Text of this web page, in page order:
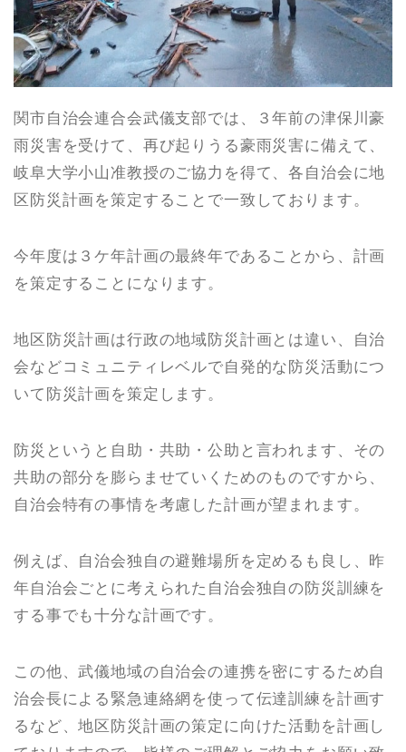
関市自治会連合会武儀支部では、３年前の津保川豪
雨災害を受けて、再び起りうる豪雨災害に備えて、
岐阜大学小山准教授のご協力を得て、各自治会に地
区防災計画を策定することで一致しております。
今年度は３ケ年計画の最終年であることから、計画
を策定することになります。
地区防災計画は行政の地域防災計画とは違い、自治
会などコミュニティレベルで自発的な防災活動につ
いて防災計画を策定します。
防災というと自助・共助・公助と言われます、その
共助の部分を膨らませていくためのものですから、
自治会特有の事情を考慮した計画が望まれます。
例えば、自治会独自の避難場所を定めるも良し、昨
年自治会ごとに考えられた自治会独自の防災訓練を
する事でも十分な計画です。
この他、武儀地域の自治会の連携を密にするため自
治会長による緊急連絡網を使って伝達訓練を計画す
るなど、地区防災計画の策定に向けた活動を計画し